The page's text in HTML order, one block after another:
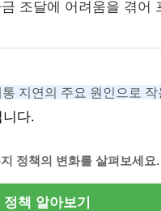
조달에 어려움을 겪어
지연의 주요 원인으로 작
다.
정책의 변화를 살펴보세요.
책 알아보기